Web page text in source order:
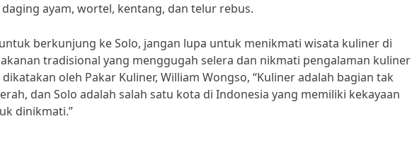
ayam, wortel, kentang, dan telur rebus.
berkunjung ke Solo, jangan lupa untuk menikmati wisata kuliner di
tradisional yang menggugah selera dan nikmati pengalaman kuliner
oleh Pakar Kuliner, William Wongso, “Kuliner adalah bagian tak
dan Solo adalah salah satu kota di Indonesia yang memiliki kekayaan
dinikmati.”